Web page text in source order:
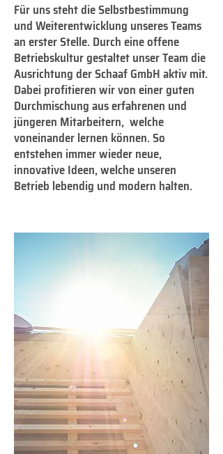
Für uns steht die Selbstbestimmung
und Weiterentwicklung unseres Teams
an erster Stelle. Durch eine offene
Betriebskultur gestaltet unser Team die
Ausrichtung der Schaaf GmbH aktiv mit.
Dabei profitieren wir von einer guten
Durchmischung aus erfahrenen und
jüngeren Mitarbeitern, welche
voneinander lernen können. So
entstehen immer wieder neue,
innovative Ideen, welche unseren
Betrieb lebendig und modern halten.